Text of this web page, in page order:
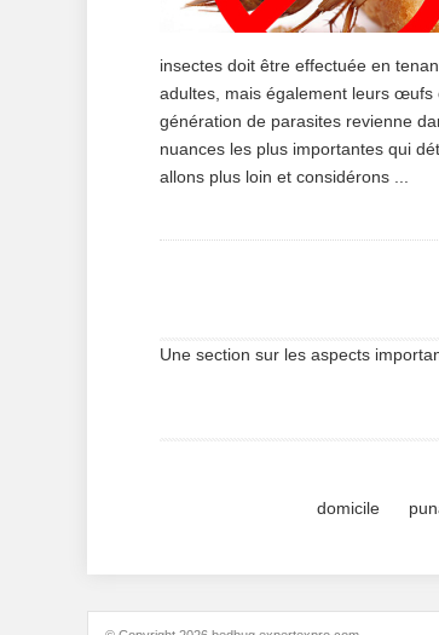
insectes doit être effectuée en
adultes, mais également leurs œufs
génération de parasites revienne
nuances les plus importantes qui
allons plus loin et considérons ...
Une section sur les aspects
domicile